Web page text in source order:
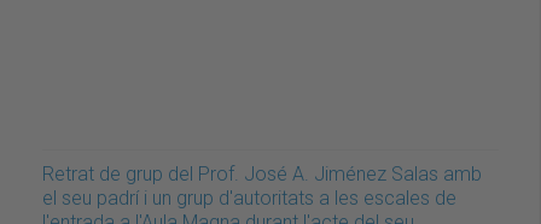
Retrat de grup del Prof. José A. Jiménez Salas amb
el seu padrí i un grup d'autoritats a les escales de